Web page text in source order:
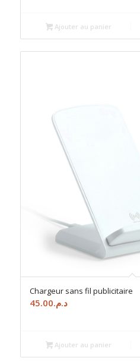
Ajouter au panier
Chargeur sans fil publicitaire
د.م.45.00
Ajouter au panier